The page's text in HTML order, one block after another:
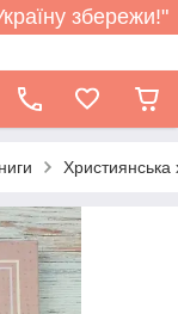
збережи!"
Християнська